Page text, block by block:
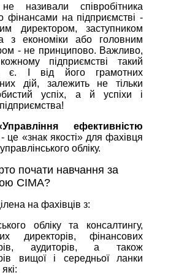
називали співробітника
фінансами на підприємстві -
директором, заступником
з економіки або головним
- не принципово. Важливо,
підприємстві такий
є. І від його грамотних
дій, залежить не тільки
успіх, а й успіхи і
ефективністю
- це «знак якості» для фахівця
обліку.
почати навчання за
CIMA?
на фахівців з:
обліку та консалтингу,
директорів, фінансових
аудиторів, а також
вищої і середньої ланки